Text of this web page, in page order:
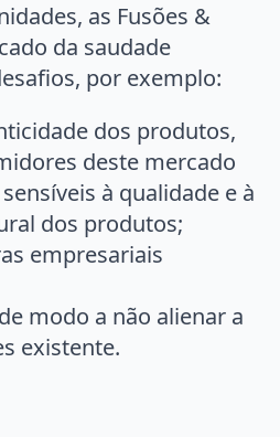
as Fusões &
da saudade
por exemplo:
dos produtos,
deste mercado
à qualidade e à
dos produtos;
empresariais
modo a não alienar a
existente.